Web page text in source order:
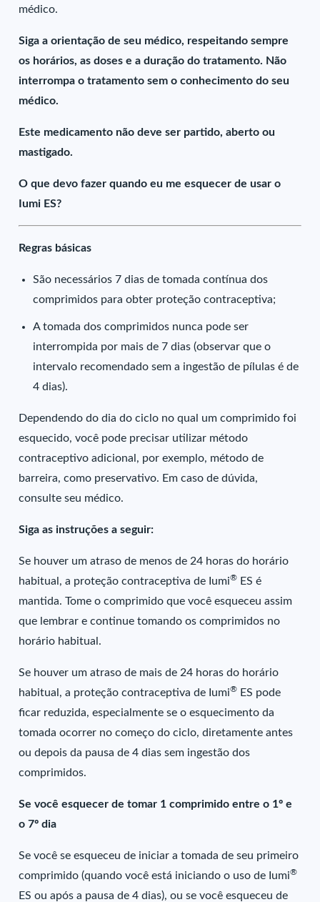
médico.
Siga a orientação de seu médico, respeitando sempre
os horários, as doses e a duração do tratamento. Não
interrompa o tratamento sem o conhecimento do seu
médico.
Este medicamento não deve ser partido, aberto ou
mastigado.
O que devo fazer quando eu me esquecer de usar o
Iumi ES?
Regras básicas
São necessários 7 dias de tomada contínua dos
comprimidos para obter proteção contraceptiva;
A tomada dos comprimidos nunca pode ser
interrompida por mais de 7 dias (observar que o
intervalo recomendado sem a ingestão de pílulas é de
4 dias).
Dependendo do dia do ciclo no qual um comprimido foi
esquecido, você pode precisar utilizar método
contraceptivo adicional, por exemplo, método de
barreira, como preservativo. Em caso de dúvida,
consulte seu médico.
Siga as instruções a seguir:
Se houver um atraso de menos de 24 horas do horário
habitual, a proteção contraceptiva de Iumi® ES é
mantida. Tome o comprimido que você esqueceu assim
que lembrar e continue tomando os comprimidos no
horário habitual.
Se houver um atraso de mais de 24 horas do horário
habitual, a proteção contraceptiva de Iumi® ES pode
ficar reduzida, especialmente se o esquecimento da
tomada ocorrer no começo do ciclo, diretamente antes
ou depois da pausa de 4 dias sem ingestão dos
comprimidos.
Se você esquecer de tomar 1 comprimido entre o 1º e
o 7º dia
Se você se esqueceu de iniciar a tomada de seu primeiro
comprimido (quando você está iniciando o uso de Iumi®
ES ou após a pausa de 4 dias), ou se você esqueceu de